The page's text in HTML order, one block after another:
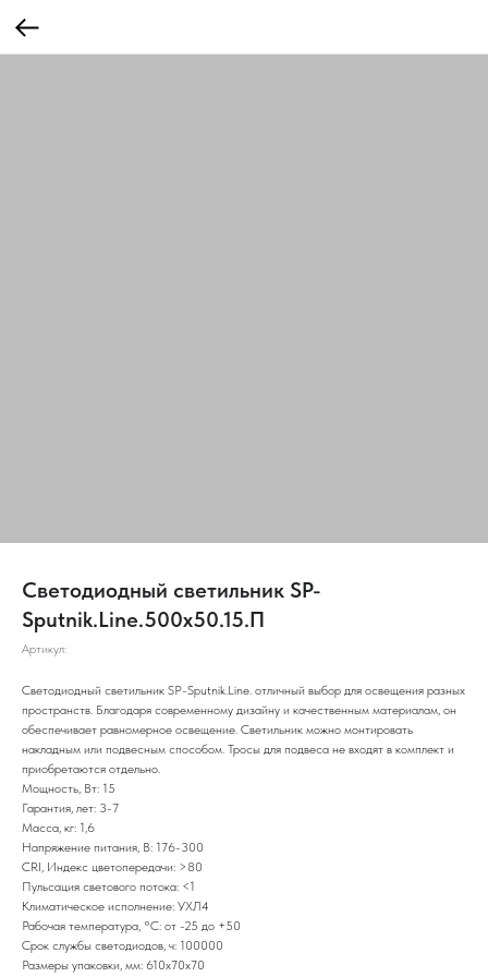
Светодиодный светильник SP-
Sputnik.Line.500х50.15.П
Артикул:
Светодиодный светильник SP-Sputnik.Line. отличный выбор для освещения разных
пространств. Благодаря современному дизайну и качественным материалам, он
обеспечивает равномерное освещение. Светильник можно монтировать
накладным или подвесным способом. Тросы для подвеса не входят в комплект и
приобретаются отдельно.
Мощность, Вт: 15
Гарантия, лет: 3-7
Масса, кг: 1,6
Напряжение питания, В: 176-300
CRI, Индекс цветопередачи: >80
Пульсация светового потока: <1
Климатическое исполнение: УХЛ4
Рабочая температура, °С: от -25 до +50
Срок службы светодиодов, ч: 100000
Размеры упаковки, мм: 610х70х70